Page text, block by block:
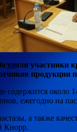
участники
продукции
содержится
ежегодно на
а также
Кнорр.